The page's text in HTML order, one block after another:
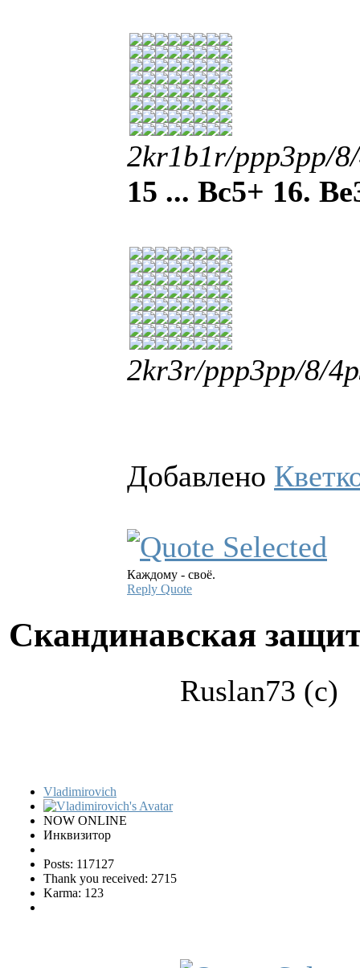
2kr1b1r/ppp3pp/
15 ... Bc5+ 16.
2kr3r/ppp3pp/8/
Добавлено
Каждому - своё.
Reply Quote
Скандинавская
Vladimirovich
NOW ONLINE
Инквизитор
Posts: 117127
Thank you received: 2715
Karma: 123
Ruslan73 (c)